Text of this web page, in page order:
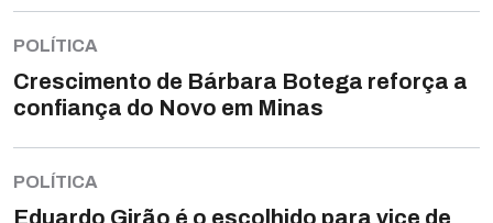
POLÍTICA
Crescimento de Bárbara Botega reforça a
confiança do Novo em Minas
POLÍTICA
Eduardo Girão é o escolhido para vice de